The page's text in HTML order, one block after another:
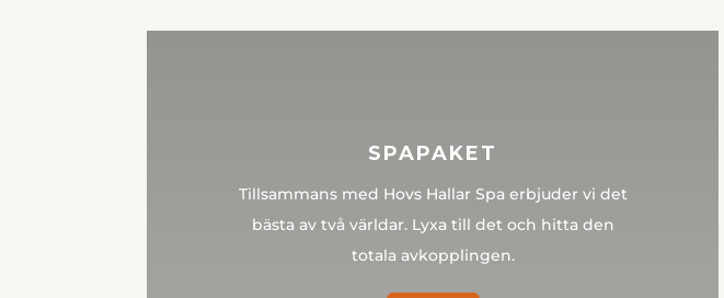
SPAPAKET
Tillsammans med Hovs Hallar Spa erbjuder vi det
bästa av två världar. Lyxa till det och hitta den
totala avkopplingen.